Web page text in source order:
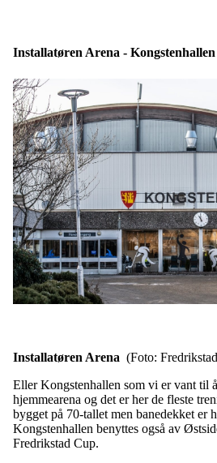
Installatøren Arena - Kongstenhallen
Installatøren Arena (Foto:
Eller Kongstenhallen som vi er vant til
hjemmearena og det er her de fleste
bygget på 70-tallet men banedekket er
Kongstenhallen benyttes også av
Fredrikstad Cup.